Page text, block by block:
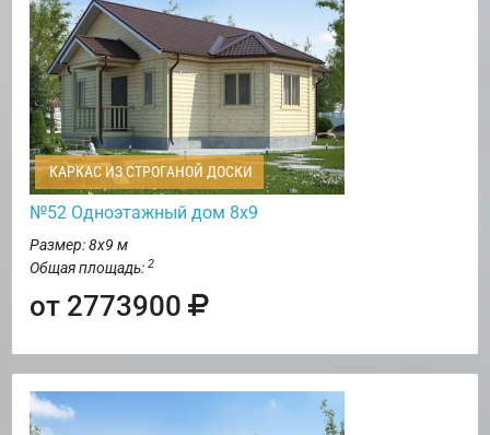
КАРКАС ИЗ СТРОГАНОЙ ДОСКИ
№52 Одноэтажный дом 8х9
Размер: 8х9 м
Общая площадь: 2
от 2773900